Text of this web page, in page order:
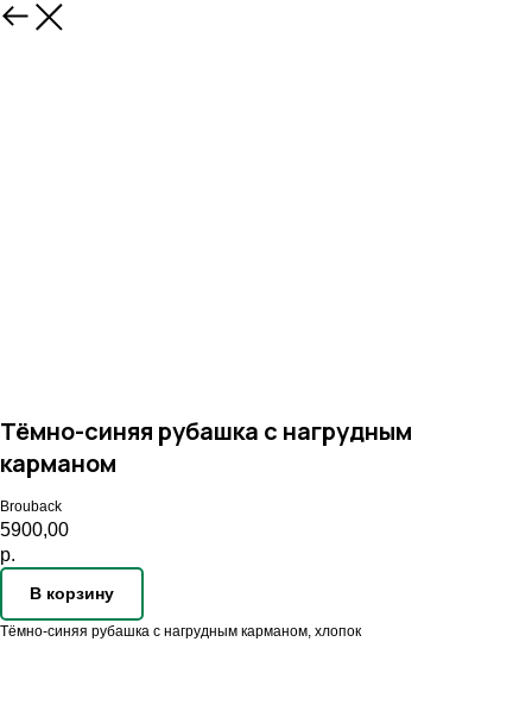
Назад
Тёмно-синяя рубашка с нагрудным
карманом
Brouback
5900,00
р.
В корзину
Тёмно-синяя рубашка с нагрудным карманом, хлопок